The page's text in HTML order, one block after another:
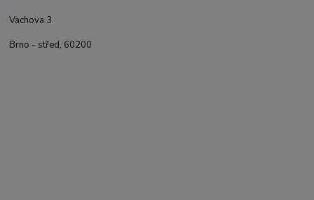
Vachova 3
Brno - střed, 60200